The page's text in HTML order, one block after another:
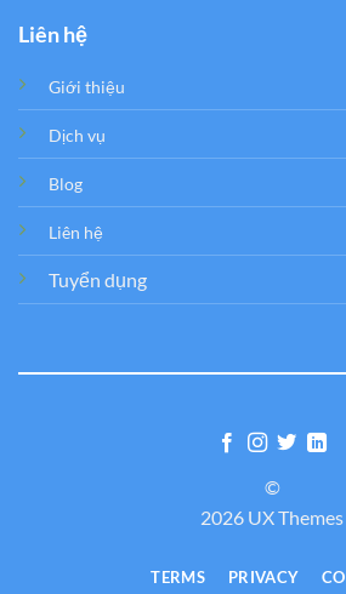
Liên hệ
Giới thiệu
Dịch vụ
Blog
Liên hệ
Tuyển dụng
©
2026 UX Themes
TERMS PRIVACY